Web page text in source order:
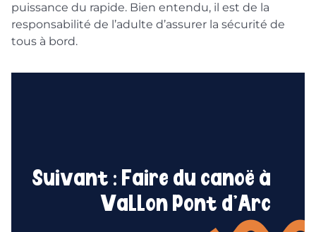
puissance du rapide. Bien entendu, il est de la
responsabilité de l’adulte d’assurer la sécurité de
tous à bord.
Suivant : Faire du canoë à
Vallon Pont d’Arc